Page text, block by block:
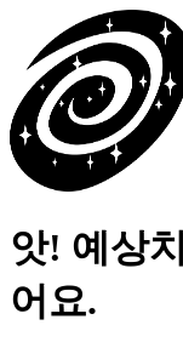
앗! 예상
어요.